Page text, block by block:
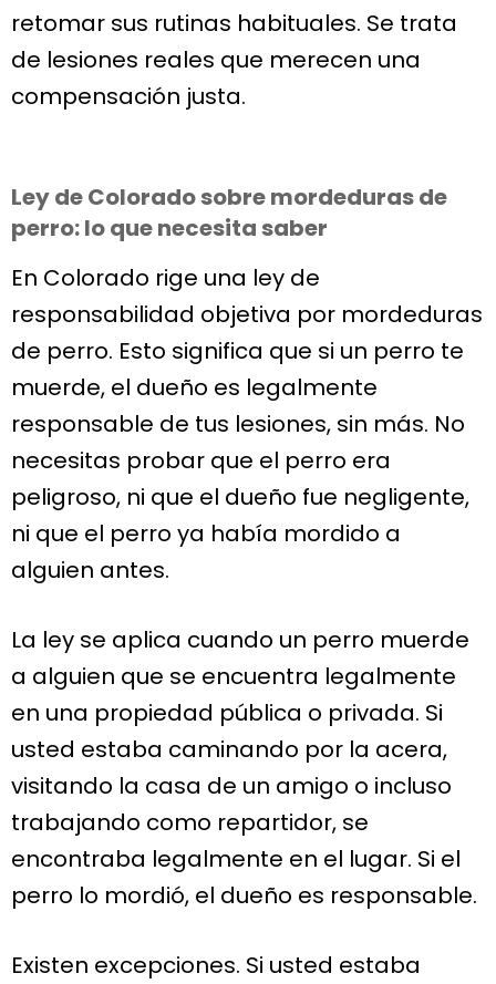
retomar sus rutinas habituales. Se trata
de lesiones reales que merecen una
compensación justa.
Ley de Colorado sobre mordeduras de
perro: lo que necesita saber
En Colorado rige una ley de
responsabilidad objetiva por mordeduras
de perro. Esto significa que si un perro te
muerde, el dueño es legalmente
responsable de tus lesiones, sin más. No
necesitas probar que el perro era
peligroso, ni que el dueño fue negligente,
ni que el perro ya había mordido a
alguien antes.
La ley se aplica cuando un perro muerde
a alguien que se encuentra legalmente
en una propiedad pública o privada. Si
usted estaba caminando por la acera,
visitando la casa de un amigo o incluso
trabajando como repartidor, se
encontraba legalmente en el lugar. Si el
perro lo mordió, el dueño es responsable.
Existen excepciones. Si usted estaba